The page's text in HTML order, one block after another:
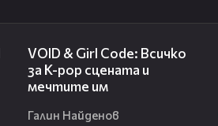
VOID & Girl Code: Всичко
за K-pop сцената и
мечтите им
Галин Найденов